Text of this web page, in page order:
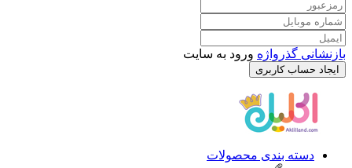
ورود به سایت
بندی محصولات